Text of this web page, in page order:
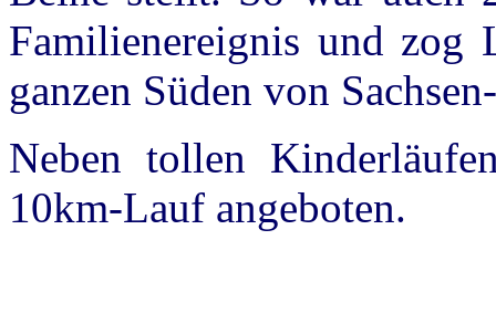
Familienereignis und zog
ganzen Süden von
Neben tollen
10km-Lauf angeboten.